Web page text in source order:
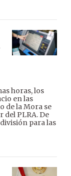
horas, los
en las
de la Mora se
del PLRA. De
para las